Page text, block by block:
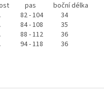
pas boční délka
82 - 104 34
84 - 108 35
88 - 112 36
94 - 118 36